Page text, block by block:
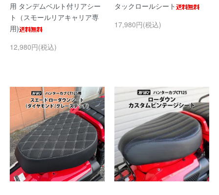
用 タンデムベルト付リアシー
ト（スモールリアキャリア専
用)
12,980円(税込)
タックロールシート
17,980円(税込)